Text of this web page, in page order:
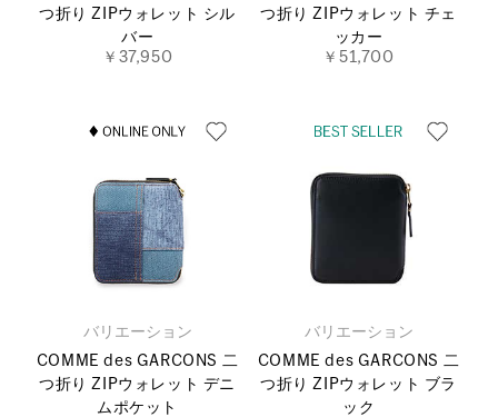
つ折り ZIPウォレット シル
バー
￥37,950
つ折り ZIPウォレット チェ
ッカー
￥51,700
バリエーション
COMME des GARCONS 二
つ折り ZIPウォレット デニ
ムポケット
バリエーション
COMME des GARCONS 二
つ折り ZIPウォレット ブラ
ック